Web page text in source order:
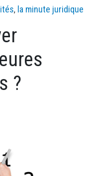
, la minute juridique
?